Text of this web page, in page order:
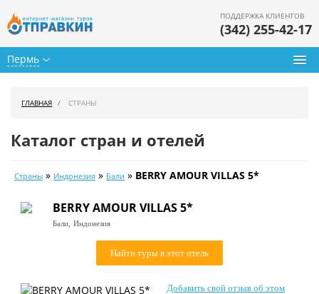
Пермь
ПОДДЕРЖКА КЛИЕНТОВ
(342) 255-42-17
Календарь туров
Цены дня
ГЛАВНАЯ СТРАНЫ
Каталог стран и отелей
Страны » Индонезия » Бали » BERRY AMOUR VILLAS 5*
BERRY AMOUR VILLAS 5*
Бали, Индонезия
Найти туры в этот отель
Добавить свой отзыв об этом